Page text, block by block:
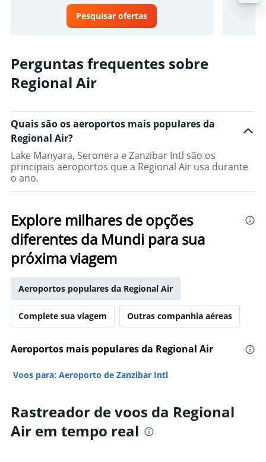
Pesquisar ofertas
Perguntas frequentes sobre
Regional Air
Quais são os aeroportos mais populares da
Regional Air?
Lake Manyara, Seronera e Zanzibar Intl são os
principais aeroportos que a Regional Air usa durante
o ano.
Explore milhares de opções
diferentes da Mundi para sua
próxima viagem
Aeroportos populares da Regional Air
Complete sua viagem Outras companhia aéreas
Aeroportos mais populares da Regional Air
Voos para: Aeroporto de Zanzibar Intl
Rastreador de voos da Regional
Air em tempo real